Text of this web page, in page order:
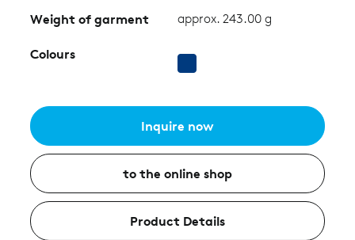
Weight of garment approx. 243.00 g
Colours
Inquire now
to the online shop
Product Details